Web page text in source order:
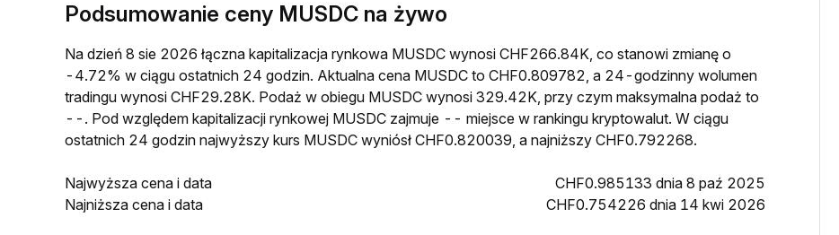
Podsumowanie ceny MUSDC na żywo
Na dzień 8 sie 2026 łączna kapitalizacja rynkowa MUSDC wynosi CHF266.84K, co stanowi zmianę o
-4.72% w ciągu ostatnich 24 godzin. Aktualna cena MUSDC to CHF0.809782, a 24-godzinny wolumen
tradingu wynosi CHF29.28K. Podaż w obiegu MUSDC wynosi 329.42K, przy czym maksymalna podaż to
--. Pod względem kapitalizacji rynkowej MUSDC zajmuje -- miejsce w rankingu kryptowalut. W ciągu
ostatnich 24 godzin najwyższy kurs MUSDC wyniósł CHF0.820039, a najniższy CHF0.792268.
Najwyższa cena i data
CHF0.985133 dnia 8 paź 2025
Najniższa cena i data
CHF0.754226 dnia 14 kwi 2026